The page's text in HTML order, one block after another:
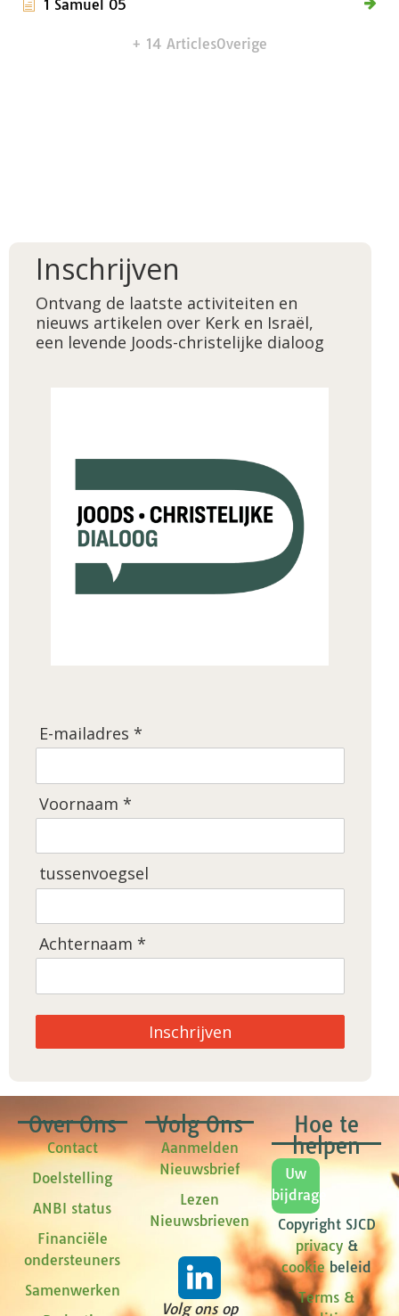
1 Samuel 05
+ 14 ArticlesOverige
Inschrijven
Ontvang de laatste activiteiten en
nieuws artikelen over Kerk en Israël,
een levende Joods-christelijke dialoog
E-mailadres *
Voornaam *
tussenvoegsel
Achternaam *
Inschrijven
Over Ons
Contact
Doelstelling
ANBI status
Financiële
ondersteuners
Samenwerken
Volg Ons
Aanmelden
Nieuwsbrief
Lezen
Nieuwsbrieven
Volg ons op
Hoe te
helpen
Uw
bijdrage
Copyright SJCD
privacy&
cookiebeleid
Terms &